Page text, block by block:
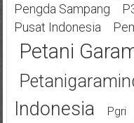
Pengda Sampang
Pusat Indonesia
Petani
Indonesia
Pgri